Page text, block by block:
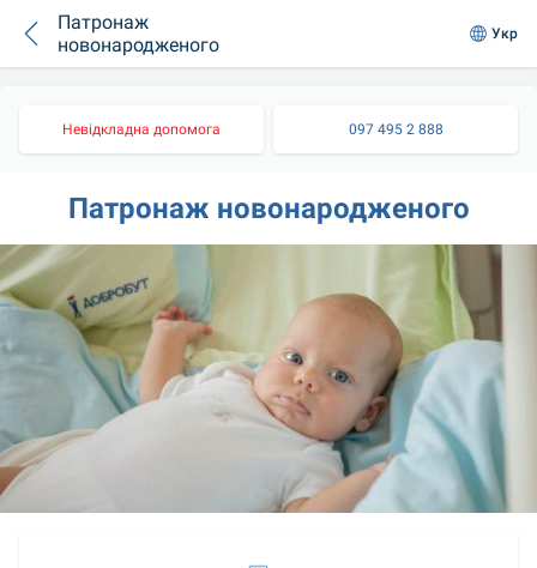
Патронаж
новонародженого
Укр
Невідкладна допомога 097 495 2 888
Патронаж новонародженого